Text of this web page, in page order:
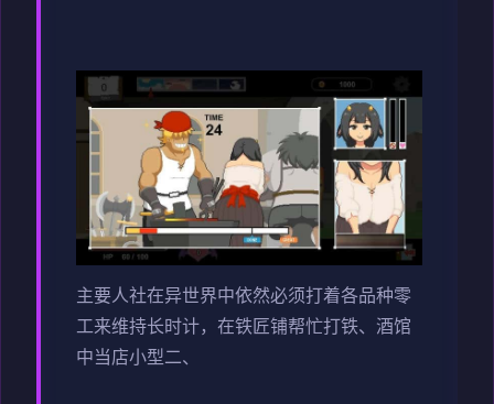
主要人社在异世界中依然必须打着各品种零
工来维持长时计，在铁匠铺帮忙打铁、酒馆
中当店小型二、